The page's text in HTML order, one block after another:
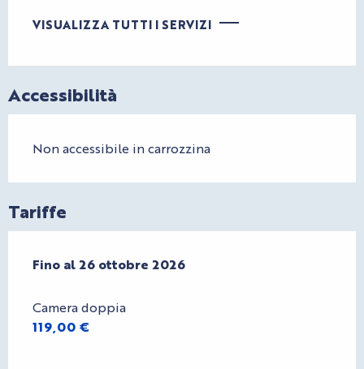
VISUALIZZA TUTTI I SERVIZI
Accessibilità
Non accessibile in carrozzina
Tariffe
Dal27 febbraio 2026al26 ottobre 2026
Fino al 26 ottobre 2026
Camera doppia
119,00 €